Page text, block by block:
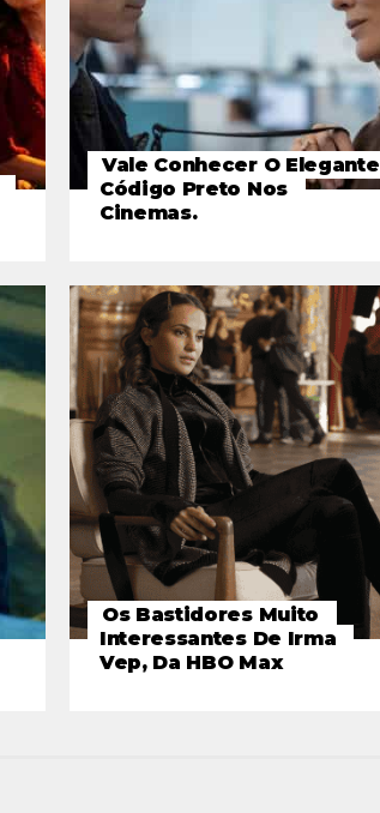
Vale Conhecer O Elegante
Código Preto Nos
Cinemas.
Os Bastidores Muito
Interessantes De Irma
Vep, Da HBO Max